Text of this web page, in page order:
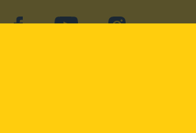
facebookYouTube Instagram